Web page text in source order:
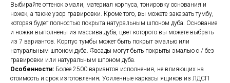
Выбирайте оттенок эмали, материал корпуса, тонировку основания и
ножек, а также узор гравировки. Кроме того, вы можете заказать тумбу,
которая будет полностью покрыта натуральным шпоном дуба. Основание
и ножки выполнены из массива дуба, цвет которого вы можете выбрать
из 7 вариантов. Корпус тумбы может быть покрыт эмалью или
натуральным шпоном дуба. Фасады могут быть покрыты эмалью с / без
гравировки или натуральным шпоном дуба.
Особенности: Более 2500 вариантов исполнения, не влияющих на
стоимость и срок изготовления; Усиленные каркасы ящиков из ЛДСП